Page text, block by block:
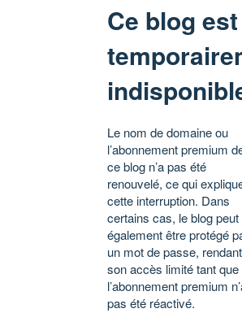
Ce blog est
Le nom de domaine ou
l’abonnement premium
ce blog n’a pas été
renouvelé, ce qui
cette interruption. Dans
certains cas, le blog peut
également être protégé
un mot de passe, rendant
son accès limité tant que
l’abonnement premium
pas été réactivé.